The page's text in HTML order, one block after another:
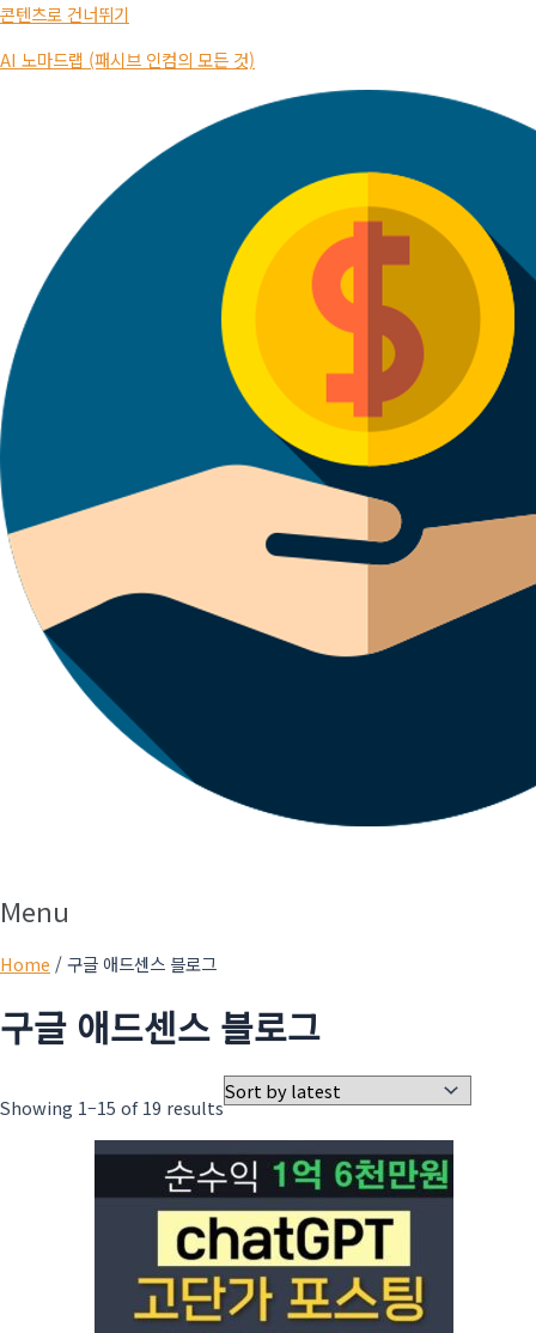
콘텐츠로 건너뛰기
AI 노마드랩 (패시브 인컴의 모든 것)
Menu
Home / 구글 애드센스 블로그
구글 애드센스 블로그
Showing 1–15 of 19 results